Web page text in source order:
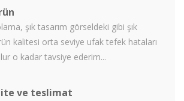
şık tasarım görseldeki gibi şık
kalitesi orta seviye ufak tefek hataları
o kadar tavsiye ederim...
ve teslimat